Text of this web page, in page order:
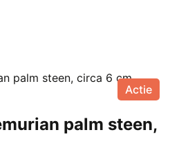
Actie
palm steen,